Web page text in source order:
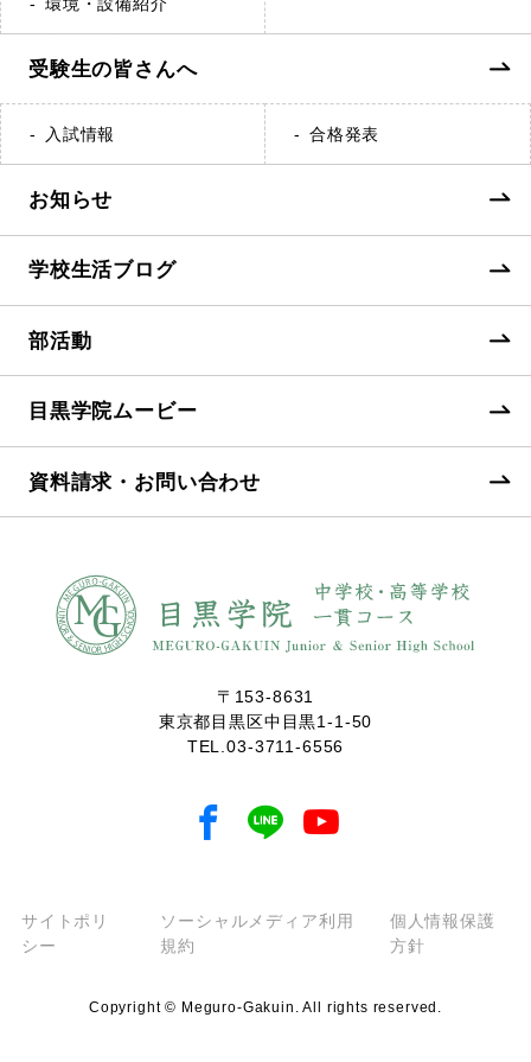
受験生の皆さんへ
入試情報 合格発表
お知らせ
学校生活ブログ
部活動
目黒学院ムービー
資料請求・お問い合わせ
〒153-8631
東京都目黒区中目黒1-1-50
TEL.03-3711-6556
サイトポリ
シー
ソーシャルメディア利用
規約
個人情報保護
方針
Copyright © Meguro-Gakuin. All rights reserved.